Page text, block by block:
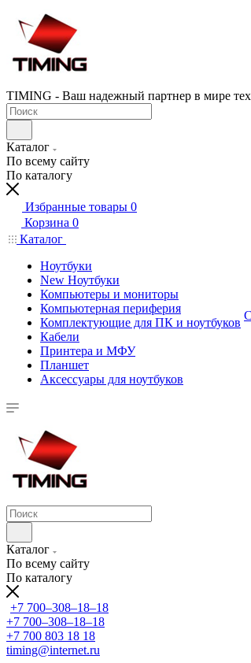
TIMING - Ваш надежный партнер в мире
Каталог
По всему сайту
По каталогу
Избранные товары 0
Корзина 0
Каталог
Ноутбуки
New Ноутбуки
Компьютеры и мониторы
Компьютерная периферия
Комплектующие для ПК и ноутбуков
Кабели
Принтера и МФУ
Планшет
Аксессуары для ноутбуков
Каталог
По всему сайту
По каталогу
+7 700‒308‒18‒18
+7 700‒308‒18‒18
+7 700 803 18 18
timing@internet.ru